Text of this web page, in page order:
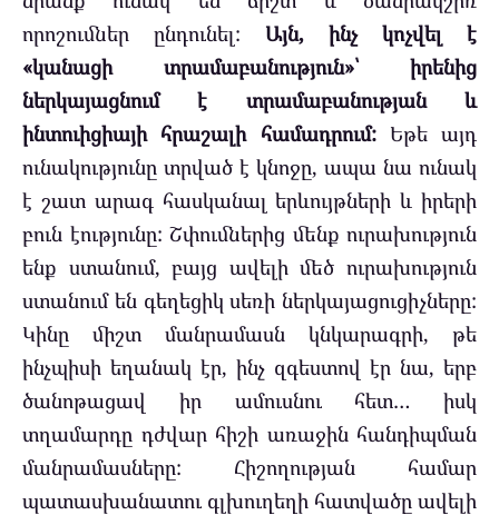
որոշումներ ընդունել: Այն, ինչ կոչվել է
«կանացի տրամաբանություն»՝ իրենից
ներկայացնում է տրամաբանության և
ինտուիցիայի հրաշալի համադրում:Եթե այդ
ունակությունը տրված է կնոջը, ապա նա ունակ
է շատ արագ հասկանալ երևույթների և իրերի
բուն էությունը: Շփումներից մենք ուրախություն
ենք ստանում, բայց ավելի մեծ ուրախություն
ստանում են գեղեցիկ սեռի ներկայացուցիչները:
Կինը միշտ մանրամասն կնկարագրի, թե
ինչպիսի եղանակ էր, ինչ զգեստով էր նա, երբ
ծանոթացավ իր ամուսնու հետ… իսկ
տղամարդը դժվար հիշի առաջին հանդիպման
մանրամասները: Հիշողության համար
պատասխանատու գլխուղեղի հատվածը ավելի